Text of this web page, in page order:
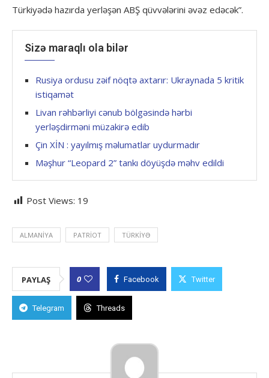
Türkiyədə hazırda yerləşən ABŞ qüvvələrini əvəz edəcək”.
Sizə maraqlı ola bilər
Rusiya ordusu zəif nöqtə axtarır: Ukraynada 5 kritik
istiqamət
Livan rəhbərliyi cənub bölgəsində hərbi
yerləşdirməni müzakirə edib
Çin XİN : yayılmış məlumatlar uydurmadır
Məşhur “Leopard 2” tankı döyüşdə məhv edildi
Post Views: 19
ALMANIYA PATRIOT TÜRKIYƏ
PAYLAŞ 0 Facebook Twitter
Telegram Threads